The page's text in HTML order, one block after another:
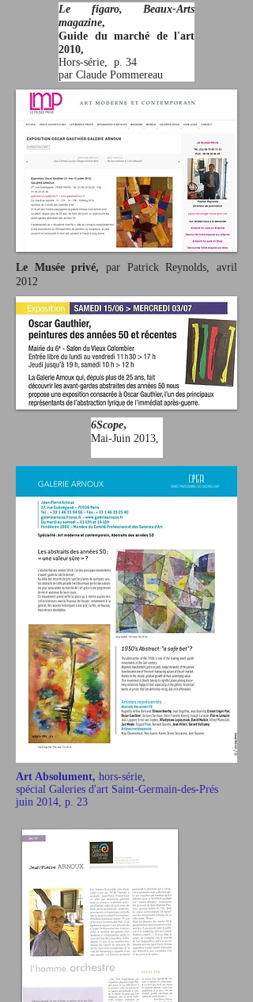
Le figaro, Beaux-Arts
magazine,
Guide du marché de l'art
2010,
Hors-série, p. 34
par Claude Pommereau
Le Musée privé, par Patrick Reynolds, avril
2012
6Scope,
Mai-Juin 2013,
Art Absolument, hors-série,
spécial Galeries d'art Saint-Germain-des-Prés
juin 2014, p. 23